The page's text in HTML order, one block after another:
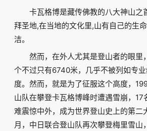
卡瓦格博是藏传佛教的八大神山之
拜圣地,在当地的文化里,山有自己的生
洁。
然而，在外人尤其是登山者的眼里
个不过只有6740米，几乎不被列如专
度。然而，就是为了征服这个高度，
山队在攀登卡瓦格博峰时遭遇雪崩，17
难震惊中外，成为世界登山史上的第二
月，中日联合登山队再次攀登梅里雪山